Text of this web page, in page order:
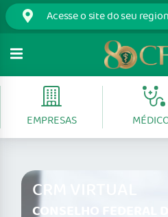
EMPRESAS
CRM VIRTUAL
CONSELHO FEDERAL DE